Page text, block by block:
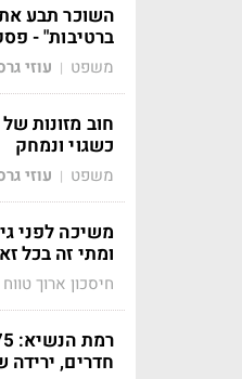
השוכר תבע
ברטיבות" -
משפט | עוזי
כשגוי ונמחק
משפט | עוזי
משיכה לפני
ומתי זה בכל
חיסכון ארוך טווח
חדרים, ירידה של